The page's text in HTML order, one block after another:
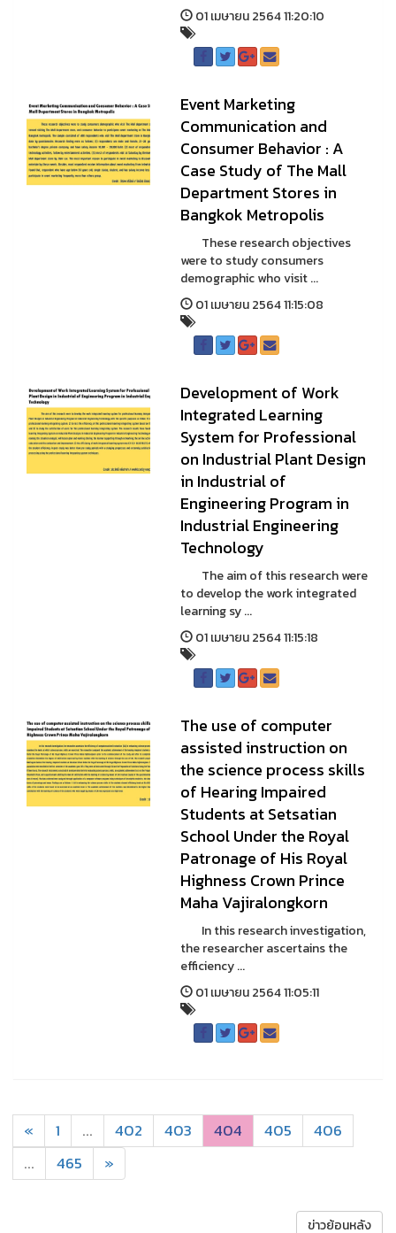
01 เมษายน 2564 11:20:10
Event Marketing
Communication and
Consumer Behavior : A
Case Study of The Mall
Department Stores in
Bangkok Metropolis
These research objectives
were to study consumers
demographic who visit ...
01 เมษายน 2564 11:15:08
Development of Work
Integrated Learning
System for Professional
on Industrial Plant Design
in Industrial of
Engineering Program in
Industrial Engineering
Technology
The aim of this research were
to develop the work integrated
learning sy ...
01 เมษายน 2564 11:15:18
The use of computer
assisted instruction on
the science process skills
of Hearing Impaired
Students at Setsatian
School Under the Royal
Patronage of His Royal
Highness Crown Prince
Maha Vajiralongkorn
In this research investigation,
the researcher ascertains the
efficiency ...
01 เมษายน 2564 11:05:11
« 1 ... 402 403 404 405
406
...
465 »
ข่าวย้อนหลัง